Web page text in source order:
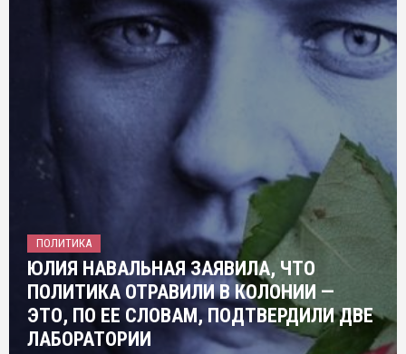
ПОЛИТИКА
ЮЛИЯ НАВАЛЬНАЯ ЗАЯВИЛА, ЧТО
ПОЛИТИКА ОТРАВИЛИ В КОЛОНИИ —
ЭТО, ПО ЕЕ СЛОВАМ, ПОДТВЕРДИЛИ ДВЕ
ЛАБОРАТОРИИ